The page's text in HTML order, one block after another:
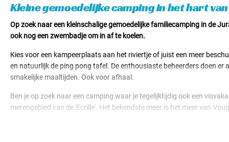
Kleine gemoedelijke camping in het hart
Op zoek naar een kleinschalige gemoedelijke familiecamping in de
ook nog een zwembadje om in af te koelen.
Kies voor een kampeerplaats aan het riviertje of juist een meer
en natuurlijk de ping pong tafel. De enthousiaste beheerders doen er
smakelijke maaltijden. Ook voor afhaal.
Ben je op zoek naar een camping waar je tegelijktijdig ook een
merengebied van de 'Ecrille'. Het bekendste meer is het meer van